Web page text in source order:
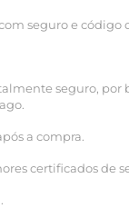
seguro e código
seguro, por
a compra.
certificados de